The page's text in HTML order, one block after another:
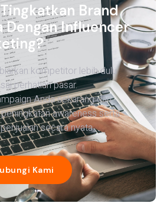
Brand
Dengan Influencer
kompetitor lebih dulu
perhatian pasar.
Anda sekarang dan
awareness serta
secara nyata.
Kami